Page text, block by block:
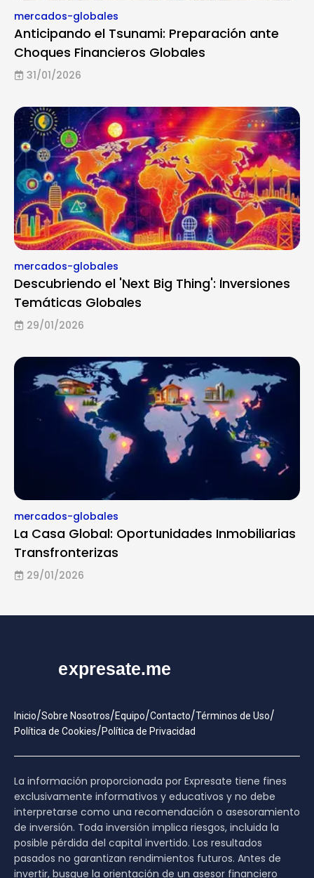
mercados-globales
Anticipando el Tsunami: Preparación ante
Choques Financieros Globales
31/01/2026
mercados-globales
Descubriendo el 'Next Big Thing': Inversiones
Temáticas Globales
29/01/2026
mercados-globales
La Casa Global: Oportunidades Inmobiliarias
Transfronterizas
29/01/2026
Inicio/Sobre Nosotros/Equipo/Contacto/Términos de Uso/
Política de Cookies/Política de Privacidad
La información proporcionada por Expresate tiene fines
exclusivamente informativos y educativos y no debe
interpretarse como una recomendación o asesoramiento
de inversión. Toda inversión implica riesgos, incluida la
posible pérdida del capital invertido. Los resultados
pasados no garantizan rendimientos futuros. Antes de
invertir, busque la orientación de un asesor financiero